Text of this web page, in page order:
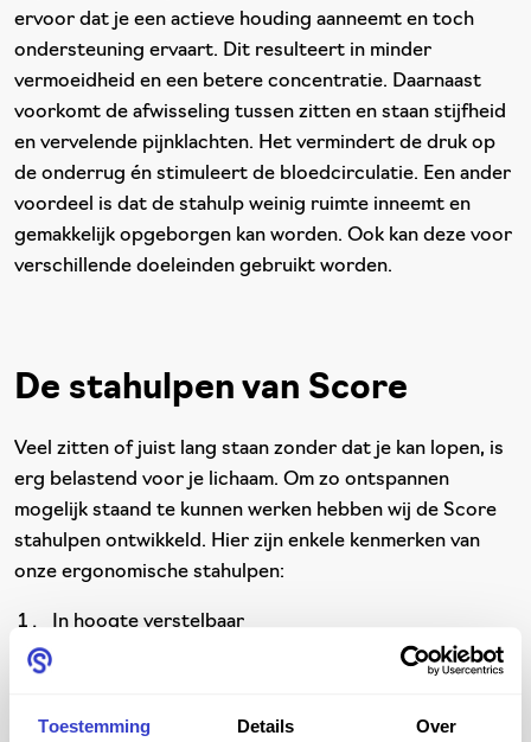
Toestemming Details Over
ervoor dat je een actieve houding aanneemt en toch
ondersteuning ervaart. Dit resulteert in minder
vermoeidheid en een betere concentratie. Daarnaast
voorkomt de afwisseling tussen zitten en staan stijfheid
en vervelende pijnklachten. Het vermindert de druk op
de onderrug én stimuleert de bloedcirculatie. Een ander
voordeel is dat de stahulp weinig ruimte inneemt en
gemakkelijk opgeborgen kan worden. Ook kan deze voor
verschillende doeleinden gebruikt worden.
De stahulpen van Score
Veel zitten of juist lang staan zonder dat je kan lopen, is
erg belastend voor je lichaam. Om zo ontspannen
mogelijk staand te kunnen werken hebben wij de Score
stahulpen ontwikkeld. Hier zijn enkele kenmerken van
onze ergonomische stahulpen:
In hoogte verstelbaar
Doordat de stahulpen in hoogte verstelbaar zijn, kun